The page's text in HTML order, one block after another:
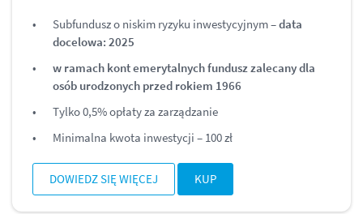
Subfundusz o niskim ryzyku inwestycyjnym –data
docelowa: 2025
w ramach kont emerytalnych fundusz zalecany dla
osób urodzonych przed rokiem 1966
Tylko 0,5% opłaty za zarządzanie
Minimalna kwota inwestycji – 100 zł
DOWIEDZ SIĘ WIĘCEJ KUP